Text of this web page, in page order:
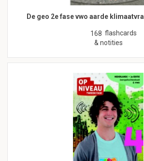
De geo 2e fase vwo aarde
168 flashcards
& notities